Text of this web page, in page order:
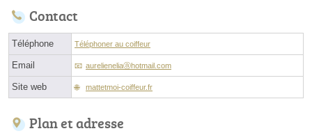
Contact
Téléphone Téléphoner au coiffeur
Email aurelieneliaⓐhotmail.com
Site web mattetmoi-coiffeur.fr
Plan et adresse